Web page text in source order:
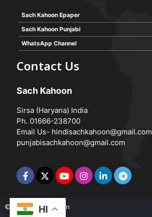
Sach Kahoon Epaper
Sach Kahoon Punjabi
WhatsApp Channel
Contact Us
Sach Kahoon
Sirsa (Haryana) India
Ph. 01666-238700
Email Us- hindisachkahoon@gmail.com
punjabisachkahoon@gmail.com
© 2026 -Sach Kahoon
HI